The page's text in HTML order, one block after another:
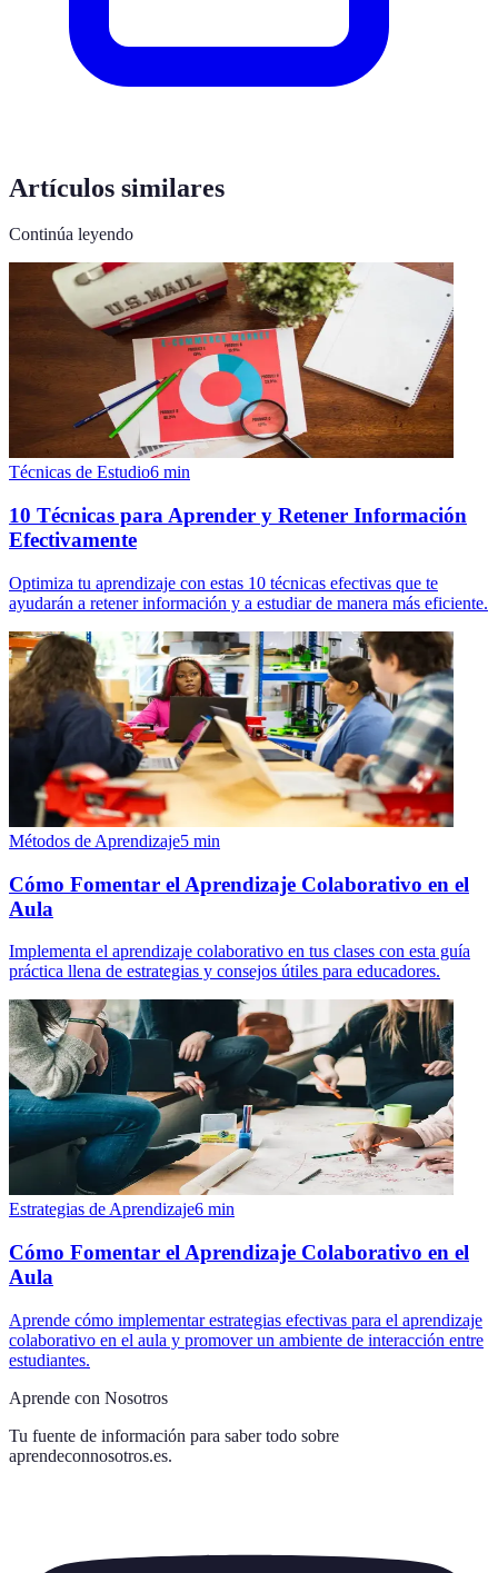
Artículos similares
Continúa leyendo
Técnicas de Estudio6 min
10 Técnicas para Aprender y Retener Información
Efectivamente
Optimiza tu aprendizaje con estas 10 técnicas efectivas que te
ayudarán a retener información y a estudiar de manera más eficiente.
Métodos de Aprendizaje5 min
Cómo Fomentar el Aprendizaje Colaborativo en el
Aula
Implementa el aprendizaje colaborativo en tus clases con esta guía
práctica llena de estrategias y consejos útiles para educadores.
Estrategias de Aprendizaje6 min
Cómo Fomentar el Aprendizaje Colaborativo en el
Aula
Aprende cómo implementar estrategias efectivas para el aprendizaje
colaborativo en el aula y promover un ambiente de interacción entre
estudiantes.
Aprende con Nosotros
Tu fuente de información para saber todo sobre
aprendeconnosotros.es.